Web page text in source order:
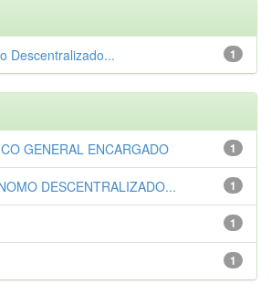
1
Descentralizado...
1
GENERAL ENCARGADO
1
DESCENTRALIZADO...
1
1